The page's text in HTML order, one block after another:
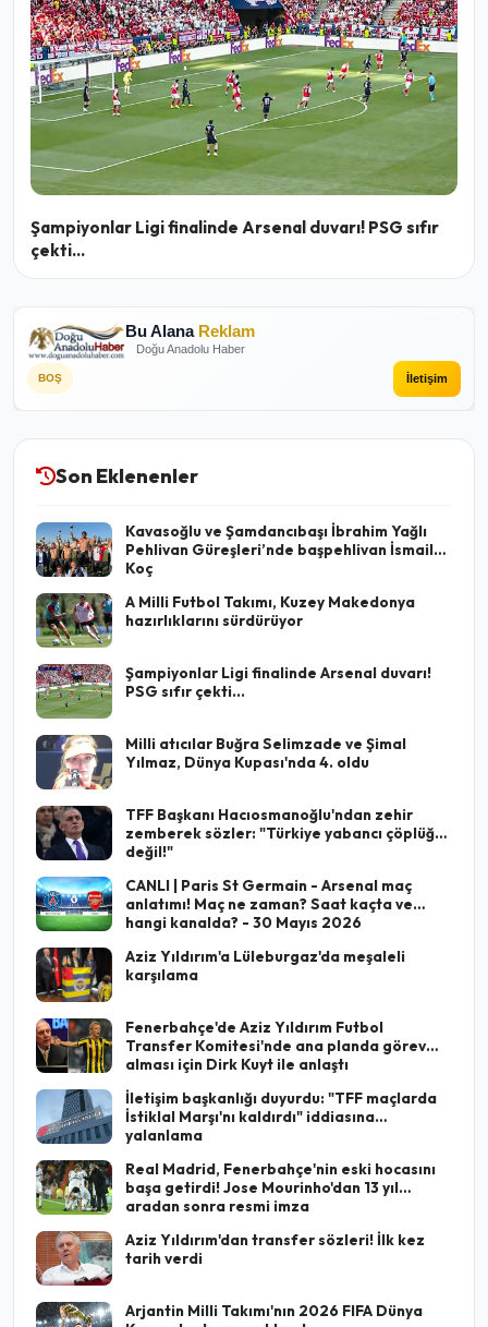
Şampiyonlar Ligi finalinde Arsenal duvarı! PSG sıfır
çekti...
Bu Alana Reklam
Doğu Anadolu Haber
BOŞ İletişim
Son Eklenenler
Kavasoğlu ve Şamdancıbaşı İbrahim Yağlı
Pehlivan Güreşleri’nde başpehlivan İsmail
Koç
A Milli Futbol Takımı, Kuzey Makedonya
hazırlıklarını sürdürüyor
Şampiyonlar Ligi finalinde Arsenal duvarı!
PSG sıfır çekti...
Milli atıcılar Buğra Selimzade ve Şimal
Yılmaz, Dünya Kupası'nda 4. oldu
TFF Başkanı Hacıosmanoğlu'ndan zehir
zemberek sözler: "Türkiye yabancı çöplüğü
değil!"
CANLI | Paris St Germain - Arsenal maç
anlatımı! Maç ne zaman? Saat kaçta ve
hangi kanalda? - 30 Mayıs 2026
Aziz Yıldırım'a Lüleburgaz'da meşaleli
karşılama
Fenerbahçe'de Aziz Yıldırım Futbol
Transfer Komitesi'nde ana planda görev
alması için Dirk Kuyt ile anlaştı
İletişim başkanlığı duyurdu: "TFF maçlarda
İstiklal Marşı'nı kaldırdı" iddiasına
yalanlama
Real Madrid, Fenerbahçe'nin eski hocasını
başa getirdi! Jose Mourinho'dan 13 yıl
aradan sonra resmi imza
Aziz Yıldırım'dan transfer sözleri! İlk kez
tarih verdi
Arjantin Milli Takımı'nın 2026 FIFA Dünya